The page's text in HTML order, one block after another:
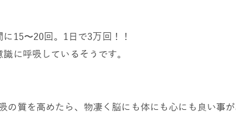
に15〜20回。1日で3万回！！
に呼吸しているそうです。
の質を高めたら、物凄く脳にも体にも心にも良い事